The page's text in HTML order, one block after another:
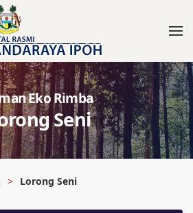
Eko Rimba
Seni
Lorong Seni